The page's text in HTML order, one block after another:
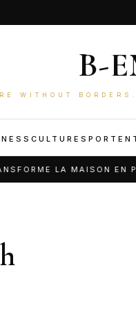
B-
WITHOUT
CULTURE SPORT
LA MAISON EN